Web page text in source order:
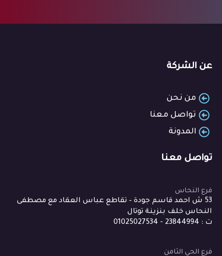
عن الشركة
من نحن
تواصل معنا
المدونة
تواصل معنا
فرع النحاس
53 ش احمد قاسم جودة – تقاطع عباس العقاد مع مصطفى
النحاس خلف بنزينة توتال
ت : 23844994 - 01025027534
فرع الحي الثامن